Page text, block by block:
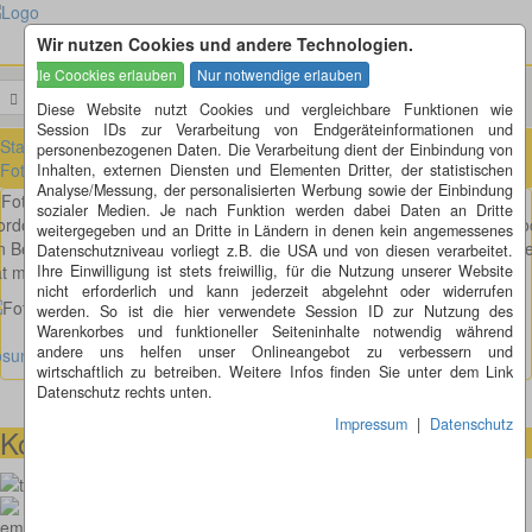
Wir nutzen Cookies und andere Technologien.
Diese Website nutzt Cookies und vergleichbare Funktionen wie
Session IDs zur Verarbeitung von Endgeräteinformationen und
personenbezogenen Daten. Die Verarbeitung dient der Einbindung von
Inhalten, externen Diensten und Elementen Dritter, der statistischen
Analyse/Messung, der personalisierten Werbung sowie der Einbindung
sozialer Medien. Je nach Funktion werden dabei Daten an Dritte
weitergegeben und an Dritte in Ländern in denen kein angemessenes
Datenschutzniveau vorliegt z.B. die USA und von diesen verarbeitet.
Ihre Einwilligung ist stets freiwillig, für die Nutzung unserer Website
nicht erforderlich und kann jederzeit abgelehnt oder widerrufen
werden. So ist die hier verwendete Session ID zur Nutzung des
Warenkorbes und funktioneller Seiteninhalte notwendig während
andere uns helfen unser Onlineangebot zu verbessern und
wirtschaftlich zu betreiben. Weitere Infos finden Sie unter dem Link
Datenschutz rechts unten.
Impressum | Datenschutz
Startseite » Fotorätsel » Fotorätsel 1 bis 100 » Fotorätsel 21 bis 30 »
Fotorätsel 25
Fotorätsel 25
Shumway (Alf vom Planeten Melmac) ist ja sicher den älteren
Begriff. Ich hatte das Glück, ein Foto von ihm machen zu können,
mich da einer getäuscht?
anzeigen
Kontaktmöglichkeiten